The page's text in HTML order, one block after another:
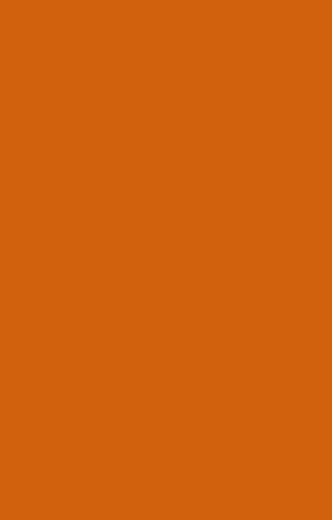
-
Holstein -
Holstein -
für Frauen und Kinder